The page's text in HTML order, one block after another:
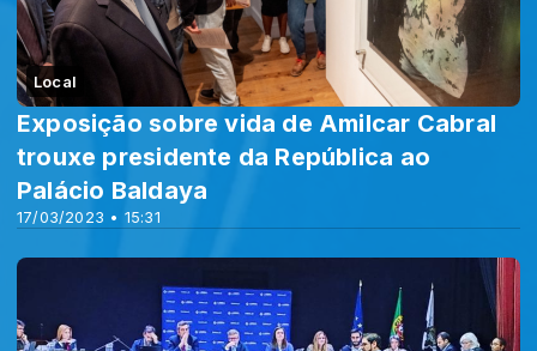
Local
17/03/2023 • 15:31
Exposição sobre vida de Amilcar Cabral
trouxe presidente da República ao
Palácio Baldaya